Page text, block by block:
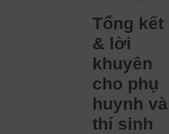
Tổng kết
& lời
khuyên
cho phụ
huynh và
thí sinh